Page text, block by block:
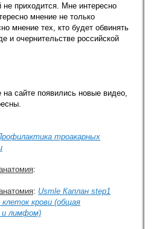
не приходится. Мне интересно
мнение не только
мнение тех, кто будет обвинять
и очернительстве российской
сайте появились новые видео,
троакарных
:
: Usmle Каплан step1
крови (общая
и лимфом)